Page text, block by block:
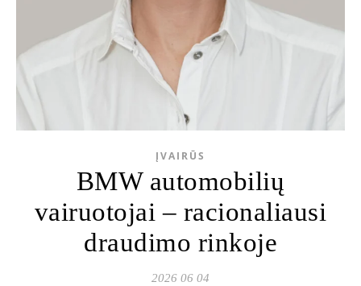
ĮVAIRŪS
BMW automobilių
vairuotojai – racionaliausi
draudimo rinkoje
2026 06 04